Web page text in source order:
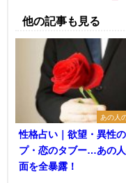
他の記事も見る
あの人
性格占い｜欲望・異性
プ・恋のタブー…あの
面を全暴露！